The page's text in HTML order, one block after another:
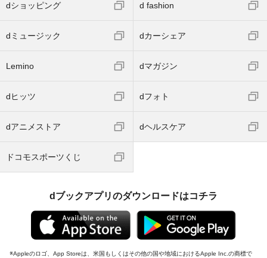
dショッピング d fashion
dミュージック dカーシェア
Lemino dマガジン
dヒッツ dフォト
dアニメストア dヘルスケア
ドコモスポーツくじ
dブックアプリのダウンロードはコチラ
Appleのロゴ、App Storeは、米国もしくはその他の国や地域におけるApple Inc.の商標で